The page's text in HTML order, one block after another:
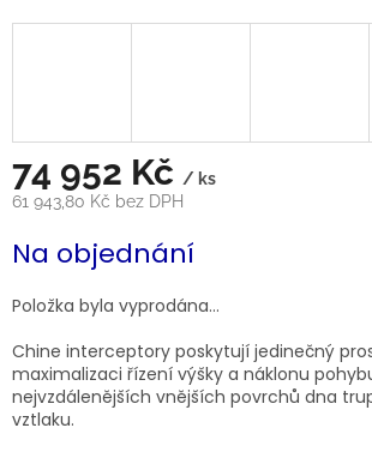
74 952 Kč / ks
61 943,80 Kč bez DPH
cena:
Na objednání
Položka byla vyprodána…
Chine interceptory poskytují jedinečný
maximalizaci řízení výšky a náklonu
nejvzdálenějších vnějších povrchů dna
vztlaku.